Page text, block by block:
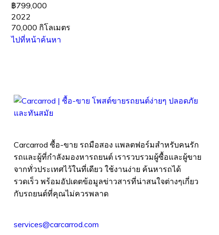
฿799,000
2022
70,000 กิโลเมตร
ไปที่หน้าค้นหา
Carcarrod ซื้อ-ขาย รถมือสอง แพลตฟอร์มสำหรับคนรัก
รถและผู้ที่กำลังมองหารถยนต์ เรารวบรวมผู้ซื้อและผู้ขาย
จากทั่วประเทศไว้ในที่เดียว ใช้งานง่าย ค้นหารถได้
รวดเร็ว พร้อมอัปเดตข้อมูลข่าวสารที่น่าสนใจต่างๆเกี่ยว
กับรถยนต์ที่คุณไม่ควรพลาด
services@carcarrod.com